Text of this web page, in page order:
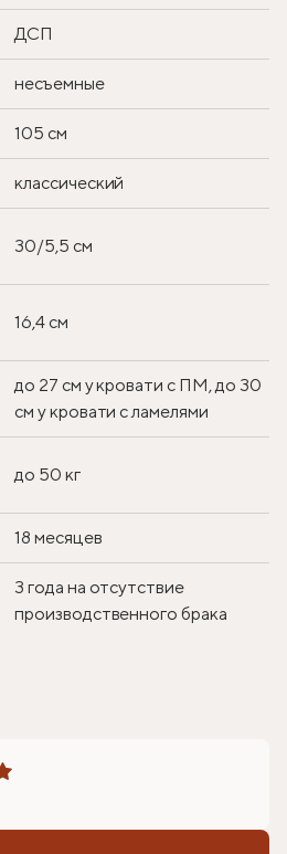
ДСП
несъемные
105 см
классический
30/5,5 см
16,4 см
до 27 см у кровати с ПМ, до 30
см у кровати с ламелями
до 50 кг
18 месяцев
3 года на отсутствие
производственного брака